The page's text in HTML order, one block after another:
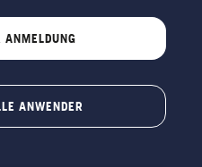
ANMELDUNG
ANWENDER